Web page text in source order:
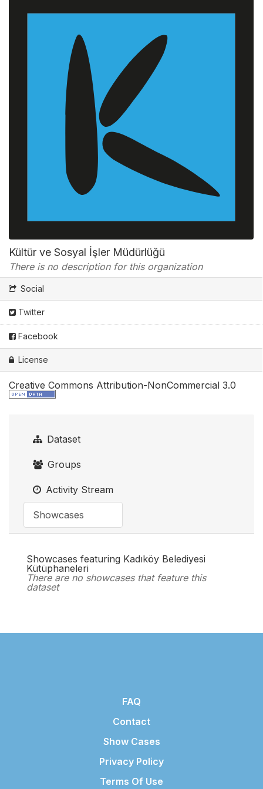
Kültür ve Sosyal İşler Müdürlüğü
There is no description for this organization
Social
Twitter
Facebook
License
Creative Commons Attribution-NonCommercial 3.0
Dataset
Groups
Activity Stream
Showcases
Showcases featuring Kadıköy Belediyesi
Kütüphaneleri
There are no showcases that feature this
dataset
FAQ
Contact
Show Cases
Privacy Policy
Terms Of Use